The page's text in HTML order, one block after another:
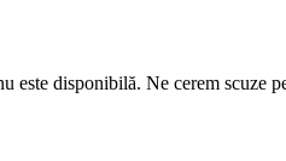
este disponibilă. Ne cerem scuze